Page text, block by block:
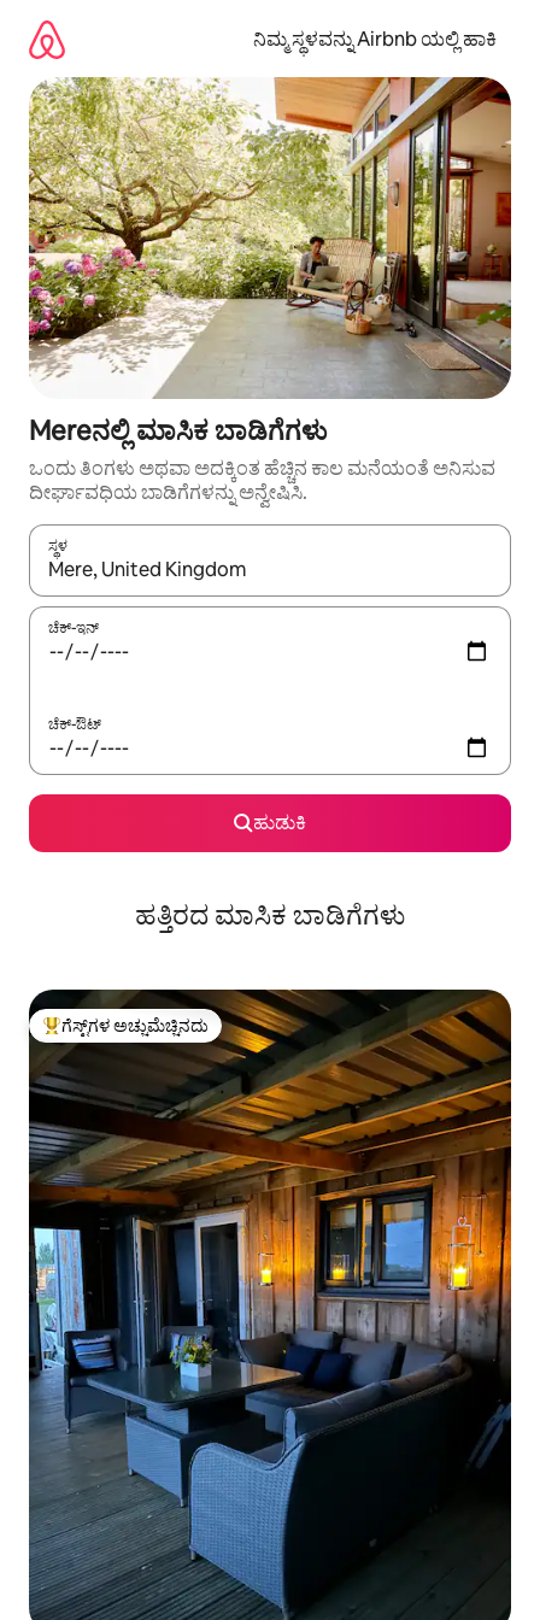
ಹೋಗಿ
ನಿಮ್ಮ ಸ್ಥಳವನ್ನು Airbnb ಯಲ್ಲಿ ಹಾಕಿ
Mereನಲ್ಲಿ ಮಾಸಿಕ ಬಾಡಿಗೆಗಳು
ಒಂದು ತಿಂಗಳು ಅಥವಾ ಅದಕ್ಕಿಂತ ಹೆಚ್ಚಿನ ಕಾಲ ಮನೆಯಂತೆ ಅನಿಸುವ
ದೀರ್ಘಾವಧಿಯ ಬಾಡಿಗೆಗಳನ್ನು ಅನ್ವೇಷಿಸಿ.
ಸ್ಥಳ
ಫಲಿತಾಂಶಗಳು ಲಭ್ಯವಿರುವಾಗ, ಅಪ್ ಮತ್ತು ಡೌನ್ ಬಾಣದ ಕೀಲಿಗಳೊಂದಿಗೆ
ಚೆಕ್-ಇನ್
ಚೆಕ್-ಔಟ್
ಹುಡುಕಿ
ಹತ್ತಿರದ ಮಾಸಿಕ ಬಾಡಿಗೆಗಳು
ಗೆಸ್ಟ್‌ಗಳಿಗೆ ಅತಿ ಹೆಚ್ಚು ಅಚ್ಚುಮೆಚ್ಚಿನದು
ಗೆಸ್ಟ್‌ಗಳ ಅಚ್ಚುಮೆಚ್ಚಿನದು